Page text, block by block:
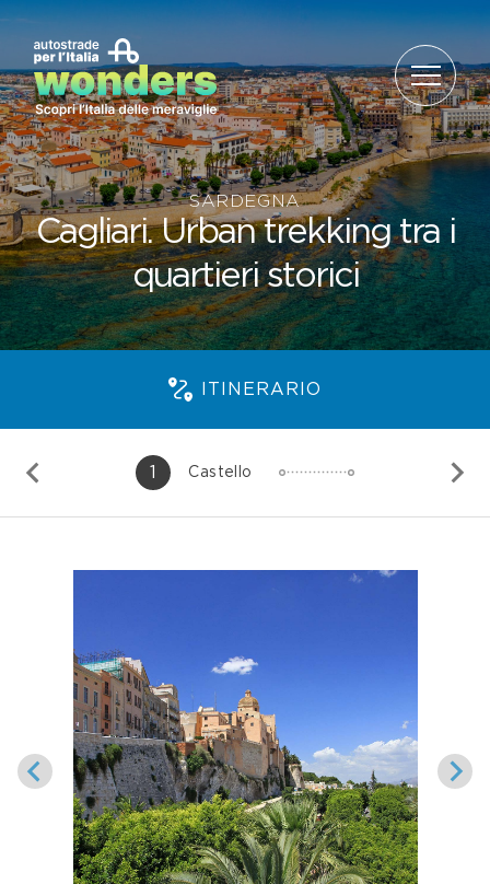
SARDEGNA
Cagliari. Urban trekking tra i
quartieri storici
ITINERARIO
1 Castello